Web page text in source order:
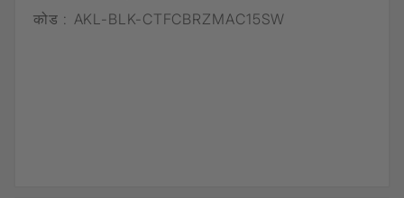
कोड : AKL-BLK-CTFCBRZMAC15SW